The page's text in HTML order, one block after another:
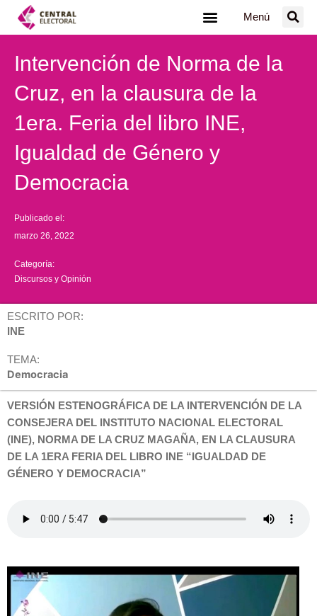
Menú
Intervención de Norma de la
Cruz, en la clausura de la
1era. Feria del libro INE,
Igualdad de Género y
Democracia
Publicado el:
marzo 26, 2022
Categoría:
Discursos y Opinión
ESCRITO POR:
INE
TEMA:
Democracia
VERSIÓN ESTENOGRÁFICA DE LA INTERVENCIÓN DE LA
CONSEJERA DEL INSTITUTO NACIONAL ELECTORAL
(INE), NORMA DE LA CRUZ MAGAÑA, EN LA CLAUSURA
DE LA 1ERA FERIA DEL LIBRO INE “IGUALDAD DE
GÉNERO Y DEMOCRACIA”